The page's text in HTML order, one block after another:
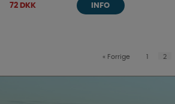
72 DKK INFO
« Forrige 1 2